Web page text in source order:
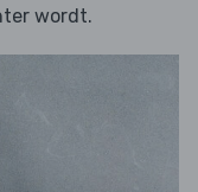
wordt.